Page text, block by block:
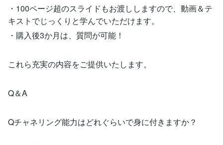
・100ページ超のスライドもお渡ししますので、動画＆テ
キストでじっくりと学んでいただけます。
・購入後3か月は、質問が可能！
これら充実の内容をご提供いたします。
Q＆A
Qチャネリング能力はどれぐらいで身に付きますか？